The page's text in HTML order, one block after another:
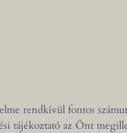
rendkívül fontos
tájékoztató az Önt